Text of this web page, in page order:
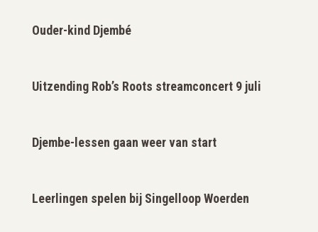
Ouder-kind Djembé
Uitzending Rob’s Roots streamconcert 9 juli
Djembe-lessen gaan weer van start
Leerlingen spelen bij Singelloop Woerden